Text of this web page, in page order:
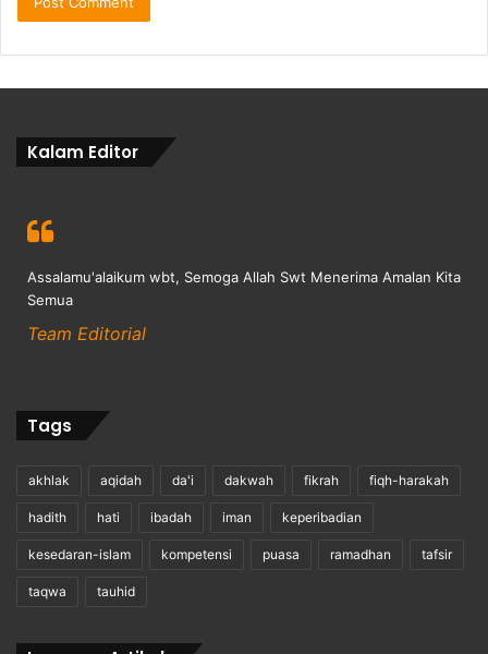
Kalam Editor
Assalamu'alaikum wbt, Semoga Allah Swt Menerima Amalan Kita
Semua
Team Editorial
Tags
akhlak aqidah da'i dakwah fikrah fiqh-harakah
hadith hati ibadah iman keperibadian
kesedaran-islam kompetensi puasa ramadhan tafsir
taqwa tauhid